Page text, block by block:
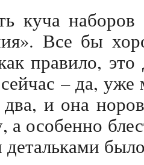
куча
Все бы
правило,
– да,
и она
а особенно